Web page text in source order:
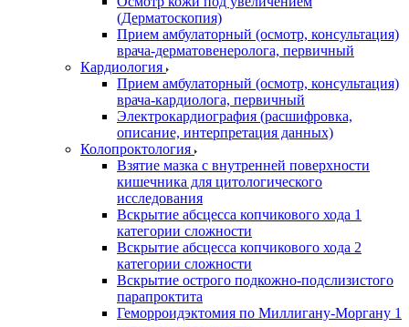
(Дерматоскопия)
Прием амбулаторный (осмотр, консультация)
врача-дерматовенеролога, первичный
Кардиология
Прием амбулаторный (осмотр, консультация)
врача-кардиолога, первичный
Электрокардиография (расшифровка,
описание, интерпретация данных)
Колопроктология
Взятие мазка с внутренней поверхности
кишечника для цитологического
исследования
Вскрытие абсцесса копчикового хода 1
категории сложности
Вскрытие абсцесса копчикового хода 2
категории сложности
Вскрытие острого подкожно-подслизистого
парапроктита
Геморроидэктомия по Миллигану-Моргану 1